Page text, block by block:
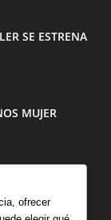
SE ESTRENA
MUJER
ofrecer